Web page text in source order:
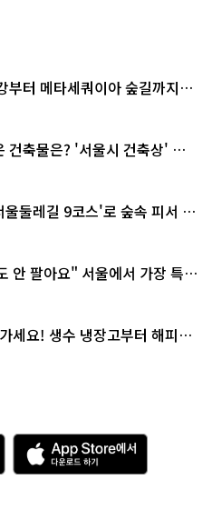
부터 메타세쿼이아 숲길까지…
건축물은? '서울시 건축상' 수
둘레길 9코스'로 숲속 피서 떠
안 팔아요" 서울에서 가장 특별
세요! 생수 냉장고부터 해피소
A
p
p